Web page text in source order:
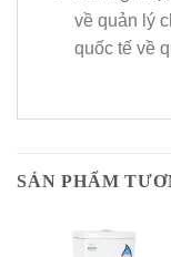
về quản lý
quốc tế về
SẢN PHẨM